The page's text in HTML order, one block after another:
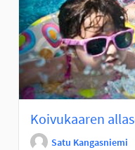
Koivukaaren
Satu Kangasniemi